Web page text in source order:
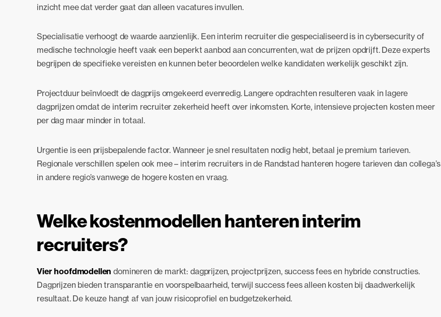
inzicht mee dat verder gaat dan alleen vacatures invullen.
Specialisatie verhoogt de waarde aanzienlijk. Een interim recruiter die gespecialiseerd is in cybersecurity of
medische technologie heeft vaak een beperkt aanbod aan concurrenten, wat de prijzen opdrijft. Deze experts
begrijpen de specifieke vereisten en kunnen beter beoordelen welke kandidaten werkelijk geschikt zijn.
Projectduur beïnvloedt de dagprijs omgekeerd evenredig. Langere opdrachten resulteren vaak in lagere
dagprijzen omdat de interim recruiter zekerheid heeft over inkomsten. Korte, intensieve projecten kosten meer
per dag maar minder in totaal.
Urgentie is een prijsbepalende factor. Wanneer je snel resultaten nodig hebt, betaal je premium tarieven.
Regionale verschillen spelen ook mee – interim recruiters in de Randstad hanteren hogere tarieven dan collega’s
in andere regio’s vanwege de hogere kosten en vraag.
Welke kostenmodellen hanteren interim
recruiters?
Vier hoofdmodellen domineren de markt: dagprijzen, projectprijzen, success fees en hybride constructies.
Dagprijzen bieden transparantie en voorspelbaarheid, terwijl success fees alleen kosten bij daadwerkelijk
resultaat. De keuze hangt af van jouw risicoprofiel en budgetzekerheid.